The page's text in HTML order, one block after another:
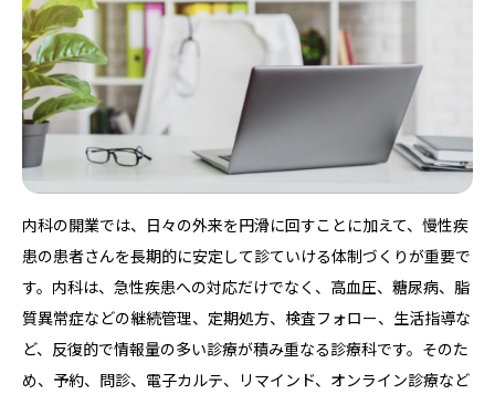
内科の開業では、日々の外来を円滑に回すことに加えて、慢性疾
患の患者さんを長期的に安定して診ていける体制づくりが重要で
す。内科は、急性疾患への対応だけでなく、高血圧、糖尿病、脂
質異常症などの継続管理、定期処方、検査フォロー、生活指導な
ど、反復的で情報量の多い診療が積み重なる診療科です。そのた
め、予約、問診、電子カルテ、リマインド、オンライン診療など